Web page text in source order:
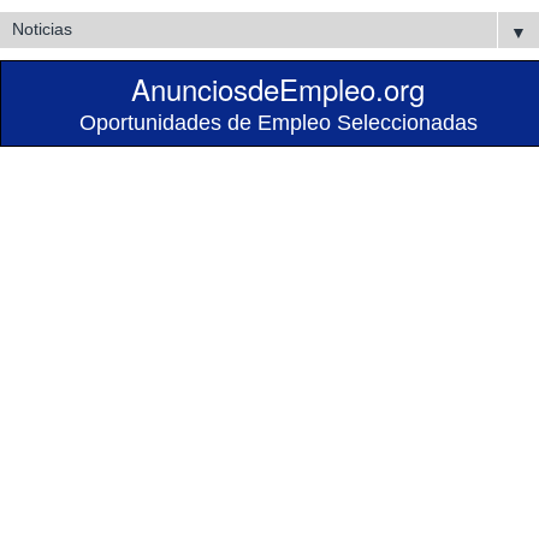
▼
AnunciosdeEmpleo.org
Oportunidades de Empleo Seleccionadas